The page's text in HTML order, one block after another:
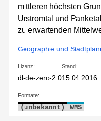
mittleren höchsten
Urstromtal und
zu erwartenden
Geographie und
Lizenz:
dl-de-zero-2.0
Stand:
15.04.2016
Formate:
(unbekannt) WMS